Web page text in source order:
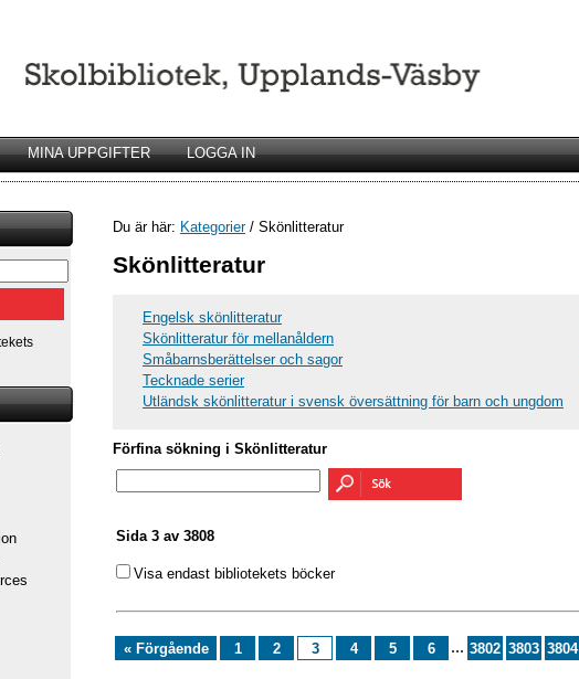
MINA UPPGIFTER LOGGA IN
Du är här: Kategorier/ Skönlitteratur
Skönlitteratur
Engelsk skönlitteratur
Skönlitteratur för mellanåldern
Småbarnsberättelser och sagor
Tecknade serier
Utländsk skönlitteratur i svensk översättning för barn och ungdom
Förfina sökning i Skönlitteratur
Sida 3 av 3808
Visa endast bibliotekets böcker
« Förgående 1 2 3 4 5 6 ... 3802 3803 3804